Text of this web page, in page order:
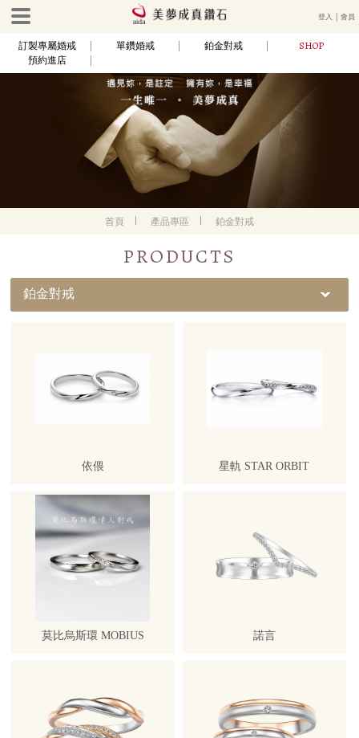
登入 │會員
訂製專屬婚戒 單鑽婚戒 鉑金對戒 SHOP
預約進店
首頁 產品專區 鉑金對戒
PRODUCTS
鉑金對戒
依偎 星軌 STAR ORBIT
莫比烏斯環 MOBIUS 諾言